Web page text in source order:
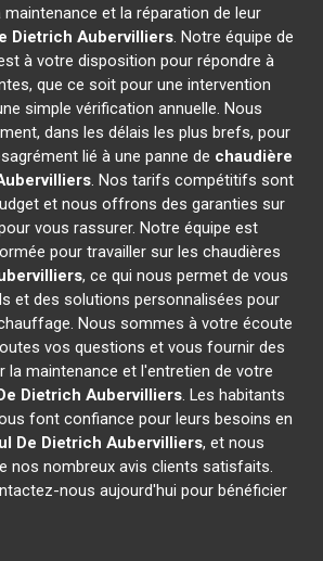
maintenance et la réparation de leur
Dietrich Aubervilliers. Notre équipe de
à votre disposition pour répondre à
que ce soit pour une intervention
simple vérification annuelle. Nous
dans les délais les plus brefs, pour
lié à une panne de chaudière
. Nos tarifs compétitifs sont
et nous offrons des garanties sur
vous rassurer. Notre équipe est
pour travailler sur les chaudières
, ce qui nous permet de vous
et des solutions personnalisées pour
Nous sommes à votre écoute
vos questions et vous fournir des
la maintenance et l'entretien de votre
Dietrich Aubervilliers. Les habitants
font confiance pour leurs besoins en
De Dietrich Aubervilliers, et nous
nos nombreux avis clients satisfaits.
nous aujourd'hui pour bénéficier